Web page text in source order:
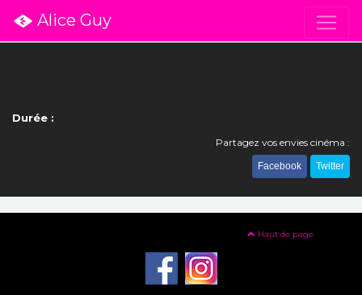
Alice Guy
Durée :
Partagez vos envies cinéma :
Facebook Twitter
Haut de page